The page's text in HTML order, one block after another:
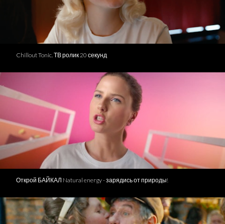
Chillout Tonic. ТВ ролик 20 секунд
Открой БАЙКАЛ Natural energy - зарядись от природы!